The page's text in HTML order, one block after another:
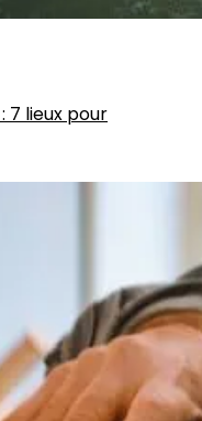
: 7 lieux pour